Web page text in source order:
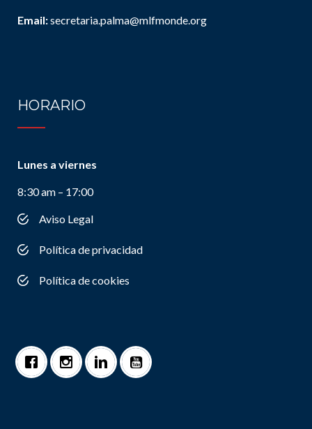
Email:secretaria.palma@mlfmonde.org
HORARIO
Lunes a viernes
8:30 am – 17:00
Aviso Legal
Política de privacidad
Política de cookies